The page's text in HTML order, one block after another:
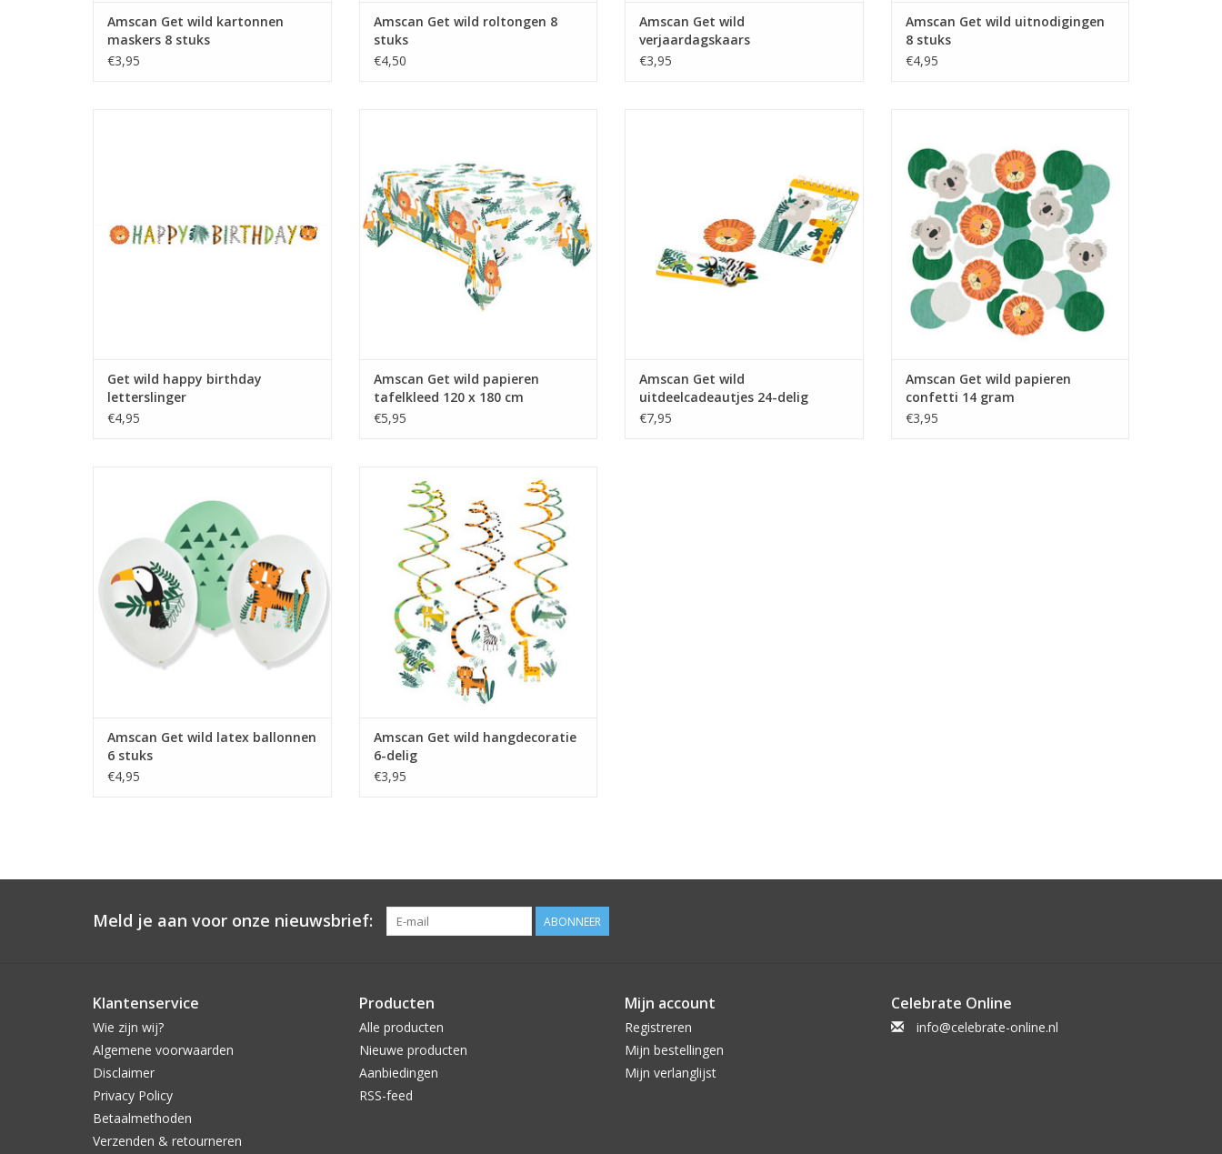
Amscan Get wild kartonnen
maskers 8 stuks
€3,95
Amscan Get wild roltongen 8
stuks
€4,50
Amscan Get wild
verjaardagskaars
€3,95
Amscan Get wild uitnodigingen
8 stuks
€4,95
Get wild happy birthday
letterslinger
€4,95
TOEVOEGEN AAN WINKELWAGEN
Amscan Get wild papieren
tafelkleed 120 x 180 cm
€5,95
Amscan Get wild
uitdeelcadeautjes 24-delig
€7,95
TOEVOEGEN AAN WINKELWAGEN
Amscan Get wild papieren
confetti 14 gram
€3,95
TOEVOEGEN AAN WINKELWAGEN
Amscan Get wild latex ballonnen
6 stuks
€4,95
Amscan Get wild hangdecoratie 6-delig
TOEVOEGEN AAN WINKELWAGEN
Amscan Get wild hangdecoratie
6-delig
€3,95
Meld je aan voor onze nieuwsbrief: ABONNEER
Klantenservice
Wie zijn wij?
Algemene voorwaarden
Disclaimer
Privacy Policy
Betaalmethoden
Verzenden & retourneren
Producten
Alle producten
Nieuwe producten
Aanbiedingen
RSS-feed
Mijn account
Registreren
Mijn bestellingen
Mijn verlanglijst
Celebrate Online
info@celebrate-online.nl